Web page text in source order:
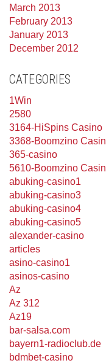
March 2013
February 2013
January 2013
December 2012
CATEGORIES
1Win
2580
3164-HiSpins Casino
3368-Boomzino
365-casino
5610-Boomzino
abuking-casino1
abuking-casino3
abuking-casino4
abuking-casino5
alexander-casino
articles
asino-casino1
asinos-casino
Az
Az 312
Az19
bar-salsa.com
bayern1-radioclub.de
bdmbet-casino